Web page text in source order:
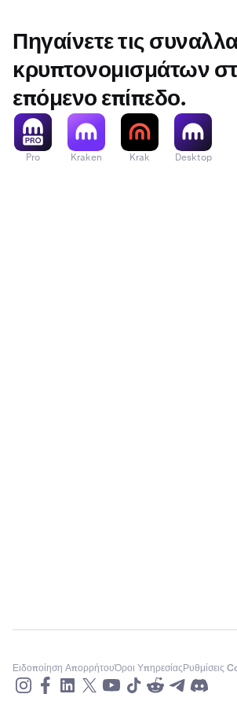
Πηγαίνετε τις
κρυπτονομισμάτων
επόμενο επίπεδο.
Pro Kraken Krak Desktop
Ειδοποίηση ΑπορρήτουΌροι ΥπηρεσίαςΡυθμίσεις